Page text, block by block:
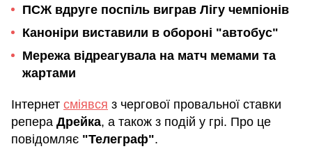
ПСЖ вдруге поспіль виграв Лігу чемпіонів
Каноніри виставили в обороні "автобус"
Мережа відреагувала на матч мемами та
жартами
Інтернет сміявся з чергової провальної ставки
репера Дрейка, а також з подій у грі. Про це
повідомляє "Телеграф".